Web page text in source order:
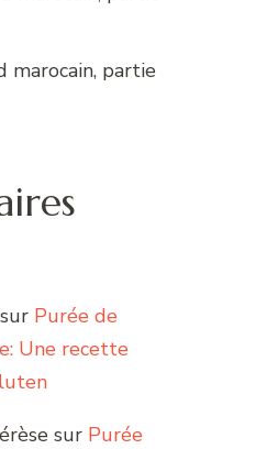
marocain, partie
sur Purée de
Une recette
sur Purée